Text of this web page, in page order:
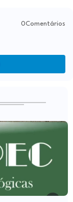
0Comentários